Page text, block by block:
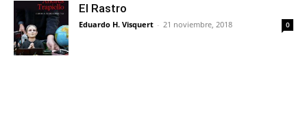
El Rastro
Eduardo H. Visquert - 21 noviembre, 2018 0